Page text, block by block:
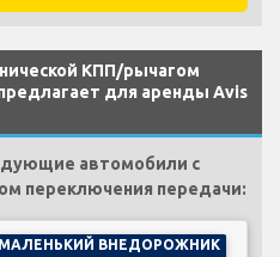
КПП/рычагом
для аренды Avis
автомобили с
переключения передачи:
МАЛЕНЬКИЙ ВНЕДОРОЖНИК